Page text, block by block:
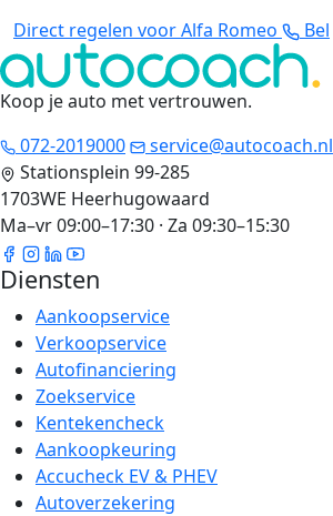
Direct regelen voor Alfa Romeo
Bel
Koop je auto met vertrouwen.
072-2019000
service@autocoach.nl
Stationsplein 99-285
1703WE Heerhugowaard
Ma–vr 09:00–17:30 · Za 09:30–15:30
Diensten
Aankoopservice
Verkoopservice
Autofinanciering
Zoekservice
Kentekencheck
Aankoopkeuring
Accucheck EV & PHEV
Autoverzekering